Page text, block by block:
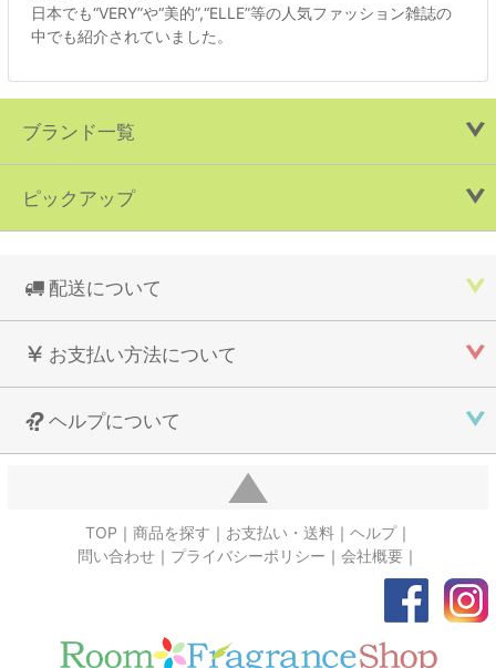
日本でも“VERY”や“美的”,“ELLE”等の人気ファッション雑誌の
中でも紹介されていました。
ブランド一覧
ピックアップ
配送について
お支払い方法について
ヘルプについて
TOP 商品を探す お支払い・送料
ヘルプ
問い合わせ
プライバシーポリシー 会社概要